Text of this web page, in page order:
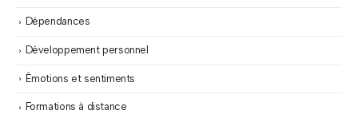
Dépendances
Développement personnel
Émotions et sentiments
Formations à distance